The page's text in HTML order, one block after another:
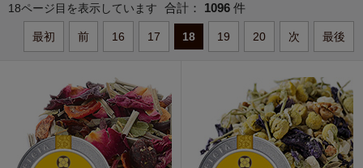
18ページ目を表示しています 合計： 1096 件
最初 前 16 17 18 19 20 次 最後